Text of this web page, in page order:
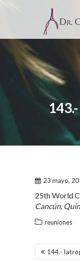
23 mayo,
25th World
Cancún,
reuniones
DE
144.-